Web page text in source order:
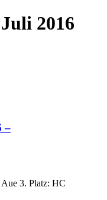
2016
–
3. Platz: HC